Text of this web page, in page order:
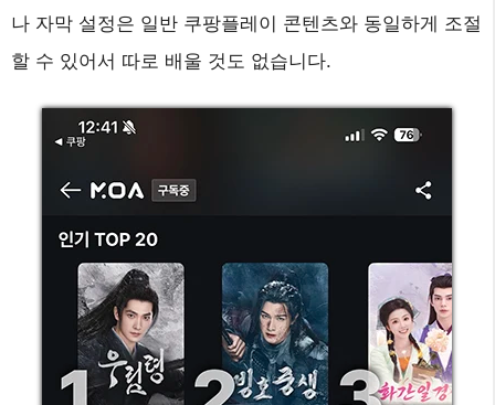
나 자막 설정은 일반 쿠팡플레이 콘텐츠와 동일하게 조절
할 수 있어서 따로 배울 것도 없습니다.